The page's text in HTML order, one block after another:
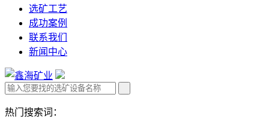
选矿工艺
成功案例
联系我们
新闻中心
热门搜索词：